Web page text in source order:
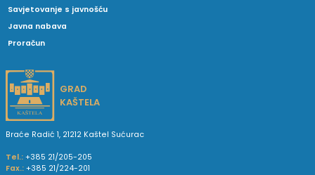
Savjetovanje s javnošću
Javna nabava
Proračun
GRAD
KAŠTELA
Braće Radić 1, 21212 Kaštel Sućurac
Tel.: +385 21/205-205
Fax.: +385 21/224-201